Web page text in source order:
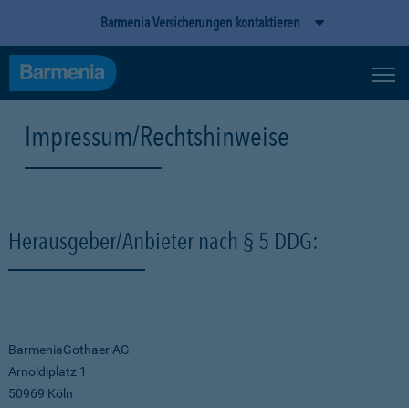
Barmenia Versicherungen kontaktieren
Impressum/Rechtshinweise
Herausgeber/Anbieter nach § 5 DDG:
BarmeniaGothaer AG
Arnoldiplatz 1
50969 Köln